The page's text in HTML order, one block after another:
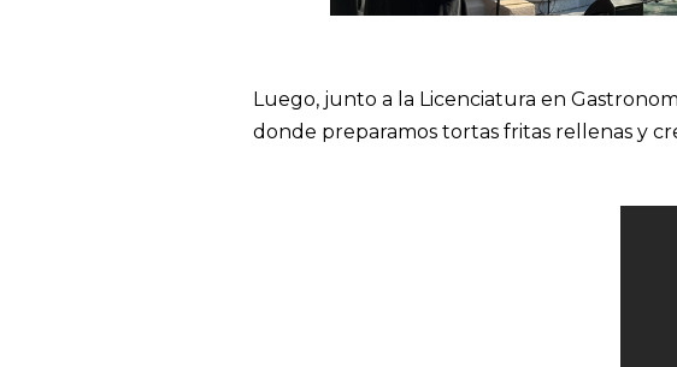
Luego, junto a la Licenciatura en
donde preparamos tortas fritas rellenas y